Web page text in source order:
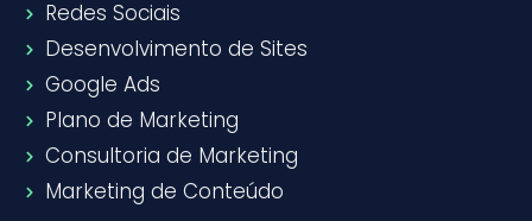
Redes Sociais
Desenvolvimento de Sites
Google Ads
Plano de Marketing
Consultoria de Marketing
Marketing de Conteúdo